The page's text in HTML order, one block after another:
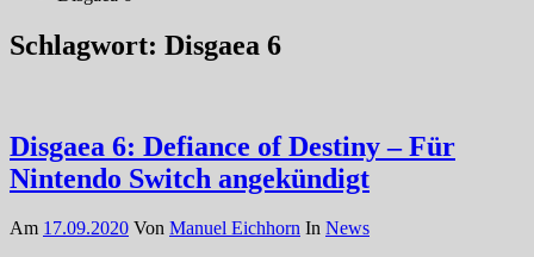
Schlagwort: Disgaea 6
Disgaea 6: Defiance of Destiny – Für
Nintendo Switch angekündigt
Am 17.09.2020 Von Manuel Eichhorn In News